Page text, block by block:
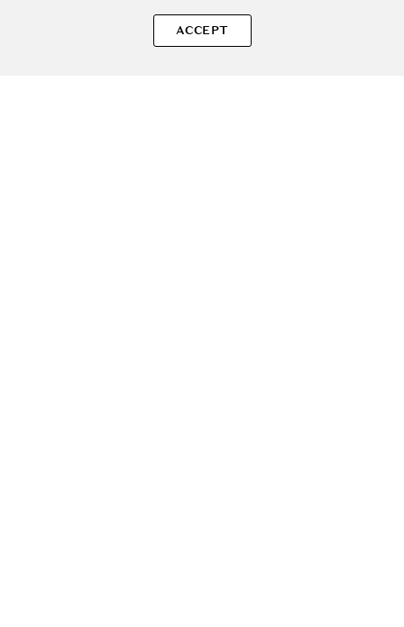
LAB 1025 Dokdo Ser de fata - Hidratare profunda si calmanta
pentru pielea sensibila, 45 ml. Dacă ai și alte curiozități, nu
ACCEPT